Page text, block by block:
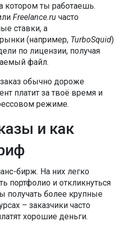
котором ты работаешь.
Freelance.ru часто
ставки, а
(например, TurboSquid)
по лицензии, получая
файл.
обычно дороже
платит за твоё время и
режиме.
и как
бирж. На них легко
портфолио и откликнуться
получать более крупные
– заказчики часто
хорошие деньги.